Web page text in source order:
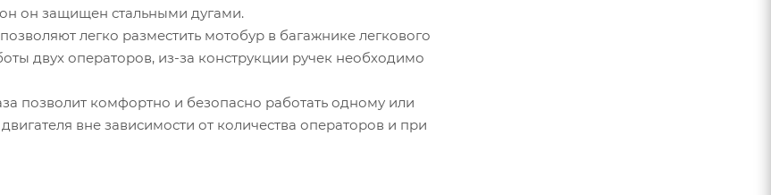
он защищен стальными дугами.
легко разместить мотобур в багажнике легкового
двух операторов, из-за конструкции ручек необходимо
позволит комфортно и безопасно работать одному или
вне зависимости от количества операторов и при